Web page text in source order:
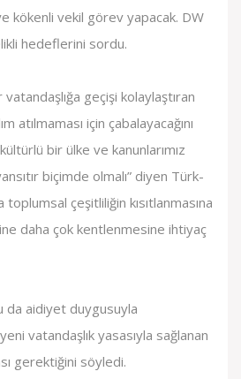
kökenli vekil görev yapacak. DW
hedeflerini sordu.
geçişi kolaylaştıran
atılmaması için çabalayacağını
bir ülke ve kanunlarımız
biçimde olmalı” diyen Türk-
toplumsal çeşitliliğin kısıtlanmasına
daha çok kentlenmesine ihtiyaç
da aidiyet duygusuyla
vatandaşlık yasasıyla sağlanan
gerektiğini söyledi.